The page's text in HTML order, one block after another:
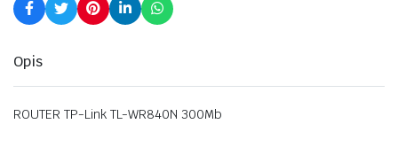
Opis
ROUTER TP-Link TL-WR840N 300Mb